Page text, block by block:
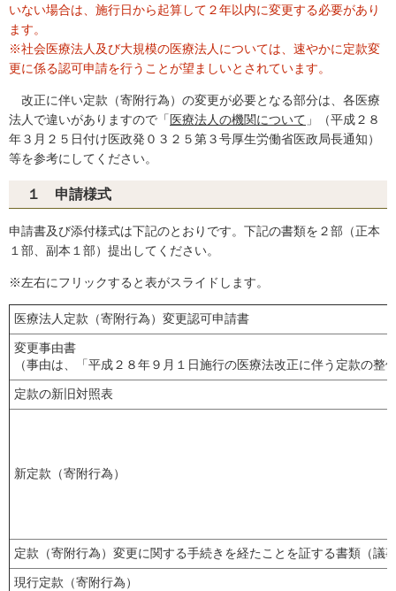
いない場合は、施行日から起算して２年以内に変更する必要があり
ます。
※社会医療法人及び大規模の医療法人については、速やかに定款変
更に係る認可申請を行うことが望ましいとされています。
改正に伴い定款（寄附行為）の変更が必要となる部分は、各医療
法人で違いがありますので「 医療法人の機関について 」（平成２８
年３月２５日付け医政発０３２５第３号厚生労働省医政局長通知）
等を参考にしてください。
１ 申請様式
申請書及び添付様式は下記のとおりです。下記の書類を２部（正本
１部、副本１部）提出してください。
※左右にフリックすると表がスライドします。
医療法人定款（寄附行為）変更認可申請書
変更事由書
（事由は、「平成２８年９月１日施行の医療法改正に伴う定款の整
定款の新旧対照表
新定款（寄附行為）
定款（寄附行為）変更に関する手続きを経たことを証する書類（議
現行定款（寄附行為）